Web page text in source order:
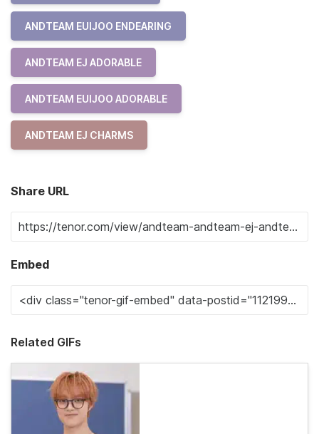
ANDTEAM EUIJOO ENDEARING
ANDTEAM EJ ADORABLE
ANDTEAM EUIJOO ADORABLE
ANDTEAM EJ CHARMS
Share URL
Embed
Related GIFs